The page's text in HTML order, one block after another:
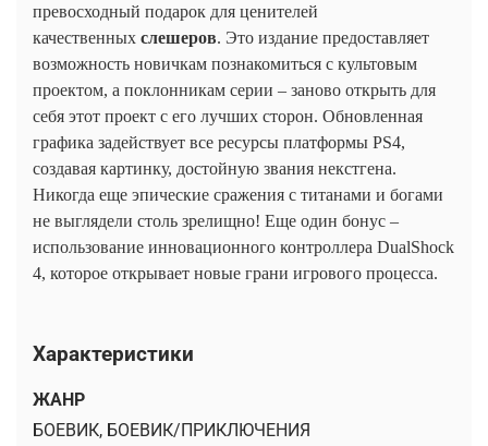
превосходный подарок для ценителей
качественных слешеров. Это издание предоставляет
возможность новичкам познакомиться с культовым
проектом, а поклонникам серии – заново открыть для
себя этот проект с его лучших сторон. Обновленная
графика задействует все ресурсы платформы PS4,
создавая картинку, достойную звания некстгена.
Никогда еще эпические сражения с титанами и богами
не выглядели столь зрелищно! Еще один бонус –
использование инновационного контроллера DualShock
4, которое открывает новые грани игрового процесса.
Характеристики
ЖАНР
БОЕВИК, БОЕВИК/ПРИКЛЮЧЕНИЯ